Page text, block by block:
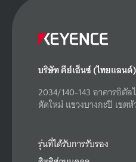
บริษัท คีย์เอ็นซ์ (ไทยแลน
2034/140-143 อาคารอิตั
ตัดใหม่ แขวงบางกะปิ เขต
รุ่นที่ได้รับการรับรอง